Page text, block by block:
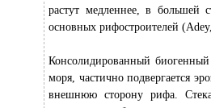
растут медленнее, в большей
основных рифостроителей
Консолидированный
моря, частично подвергается
внешнюю сторону рифа.